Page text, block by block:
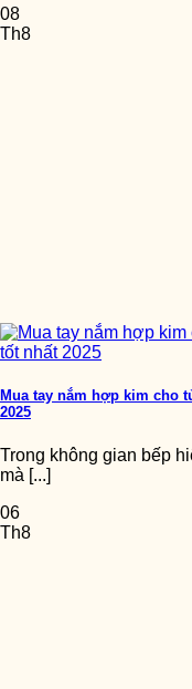
08
Th8
Mua tay nắm hợp kim cho
2025
Trong không gian bếp
mà [...]
06
Th8